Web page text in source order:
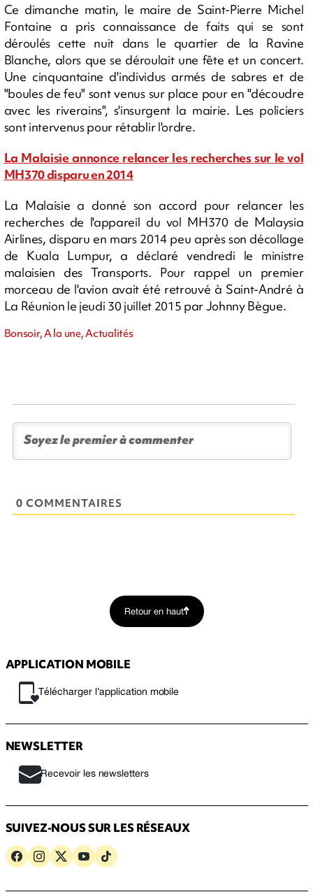
Ce dimanche matin, le maire de Saint-Pierre Michel
Fontaine a pris connaissance de faits qui se sont
déroulés cette nuit dans le quartier de la Ravine
Blanche, alors que se déroulait une fête et un concert.
Une cinquantaine d'individus armés de sabres et de
"boules de feu" sont venus sur place pour en "découdre
avec les riverains", s'insurgent la mairie. Les policiers
sont intervenus pour rétablir l'ordre.
La Malaisie annonce relancer les recherches sur le vol
MH370 disparu en 2014
La Malaisie a donné son accord pour relancer les
recherches de l'appareil du vol MH370 de Malaysia
Airlines, disparu en mars 2014 peu après son décollage
de Kuala Lumpur, a déclaré vendredi le ministre
malaisien des Transports. Pour rappel un premier
morceau de l'avion avait été retrouvé à Saint-André à
La Réunion le jeudi 30 juillet 2015 par Johnny Bègue.
Bonsoir, A la une, Actualités
0 COMMENTAIRES
Retour en haut
APPLICATION MOBILE
Télécharger l’application mobile
NEWSLETTER
Recevoir les newsletters
SUIVEZ-NOUS SUR LES RÉSEAUX